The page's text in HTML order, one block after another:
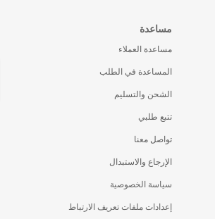
مساعدة
مساعدة العملاء
المساعدة في الطلب
الشحن والتسليم
تتبع طلبي
تواصل معنا
الإرجاع والاستبدال
سياسة الخصوصية
إعدادات ملفات تعريف الارتباط